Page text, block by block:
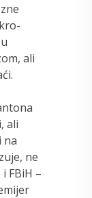
ali
ali
na
ne
FBiH –